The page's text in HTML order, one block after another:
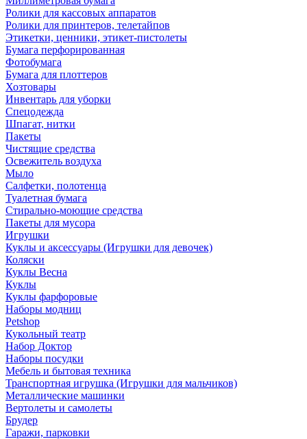
Ролики для кассовых аппаратов
Ролики для принтеров, телетайпов
Этикетки, ценники, этикет-пистолеты
Бумага перфорированная
Фотобумага
Бумага для плоттеров
Хозтовары
Инвентарь для уборки
Спецодежда
Шпагат, нитки
Пакеты
Чистящие средства
Освежитель воздуха
Мыло
Салфетки, полотенца
Туалетная бумага
Стирально-моющие средства
Пакеты для мусора
Игрушки
Куклы и аксессуары (Игрушки для девочек)
Коляски
Куклы Весна
Куклы
Куклы фарфоровые
Наборы модниц
Petshop
Кукольный театр
Набор Доктор
Наборы посудки
Мебель и бытовая техника
Транспортная игрушка (Игрушки для мальчиков)
Металлические машинки
Вертолеты и самолеты
Брудер
Гаражи, парковки